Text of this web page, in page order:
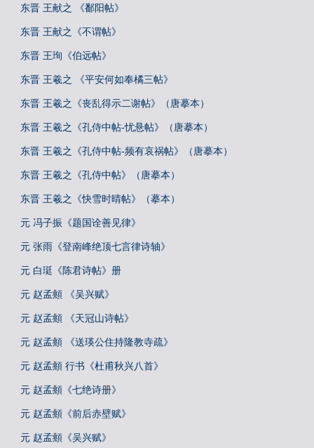
东晋 王献之 《鄱阳帖》
东晋 王献之《不谓帖》
东晋 王珣《伯远帖》
东晋 王羲之 《平安何如奉橘三帖》
东晋 王羲之《丧乱得示二谢帖》（唐摹本）
东晋 王羲之《孔侍中帖-忧悬帖》（唐摹本）
东晋 王羲之《孔侍中帖-频有哀祸帖》（唐摹本）
东晋 王羲之《孔侍中帖》（唐摹本）
东晋 王羲之《快雪时晴帖》（摹本）
元 冯子振《题国诠善见律》
元 张雨《登南峰绝顶七言律诗轴》
元 白珽《陈君诗帖》册
元 赵孟頫 《吴兴赋》
元 赵孟頫 《天冠山诗帖》
元 赵孟頫 《送瑛公住持隆教寺疏》
元 赵孟頫 行书《杜甫秋兴八首》
元 赵孟頫《七绝诗册》
元 赵孟頫《前后赤壁赋》
元 赵孟頫《吴兴赋》